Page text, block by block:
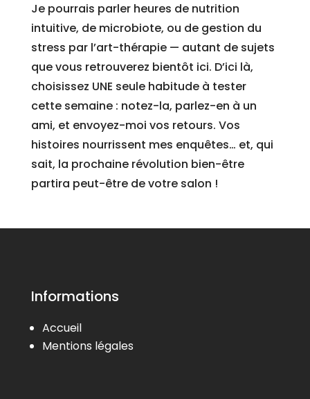
Je pourrais parler heures de nutrition
intuitive, de microbiote, ou de gestion du
stress par l’art-thérapie — autant de sujets
que vous retrouverez bientôt ici. D’ici là,
choisissez UNE seule habitude à tester
cette semaine : notez-la, parlez-en à un
ami, et envoyez-moi vos retours. Vos
histoires nourrissent mes enquêtes… et, qui
sait, la prochaine révolution bien-être
partira peut-être de votre salon !
Informations
Accueil
Mentions légales